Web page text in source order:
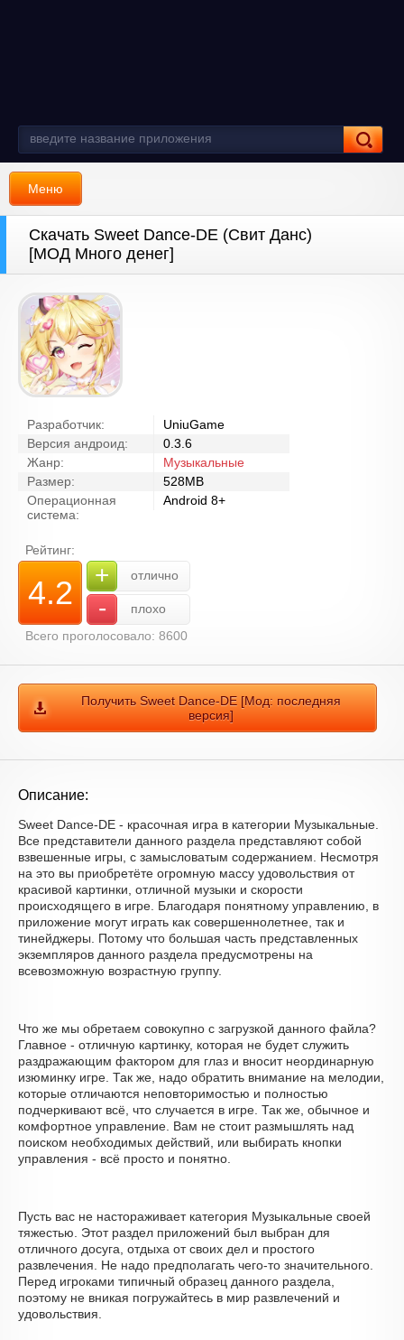
Меню
Скачать Sweet Dance-DE (Свит Данс)
[МОД Много денег]
Разработчик:
UniuGame
Версия андроид:
0.3.6
Жанр:
Музыкальные
Размер:
528MB
Операционная
система:
Android 8+
Рейтинг:
4.2 + отлично
-
плохо
Всего проголосовало: 8600
Получить Sweet Dance-DE [Мод: последняя
версия]
Описание:
Sweet Dance-DE - красочная игра в категории Музыкальные.
Все представители данного раздела представляют собой
взвешенные игры, с замысловатым содержанием. Несмотря
на это вы приобретёте огромную массу удовольствия от
красивой картинки, отличной музыки и скорости
происходящего в игре. Благодаря понятному управлению, в
приложение могут играть как совершеннолетнее, так и
тинейджеры. Потому что большая часть представленных
экземпляров данного раздела предусмотрены на
всевозможную возрастную группу.
Что же мы обретаем совокупно с загрузкой данного файла?
Главное - отличную картинку, которая не будет служить
раздражающим фактором для глаз и вносит неординарную
изюминку игре. Так же, надо обратить внимание на мелодии,
которые отличаются неповторимостью и полностью
подчеркивают всё, что случается в игре. Так же, обычное и
комфортное управление. Вам не стоит размышлять над
поиском необходимых действий, или выбирать кнопки
управления - всё просто и понятно.
Пусть вас не настораживает категория Музыкальные своей
тяжестью. Этот раздел приложений был выбран для
отличного досуга, отдыха от своих дел и простого
развлечения. Не надо предполагать чего-то значительного.
Перед игроками типичный образец данного раздела,
поэтому не вникая погружайтесь в мир развлечений и
удовольствия.